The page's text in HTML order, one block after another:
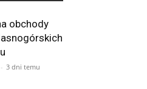
obchody
- 3 dni temu